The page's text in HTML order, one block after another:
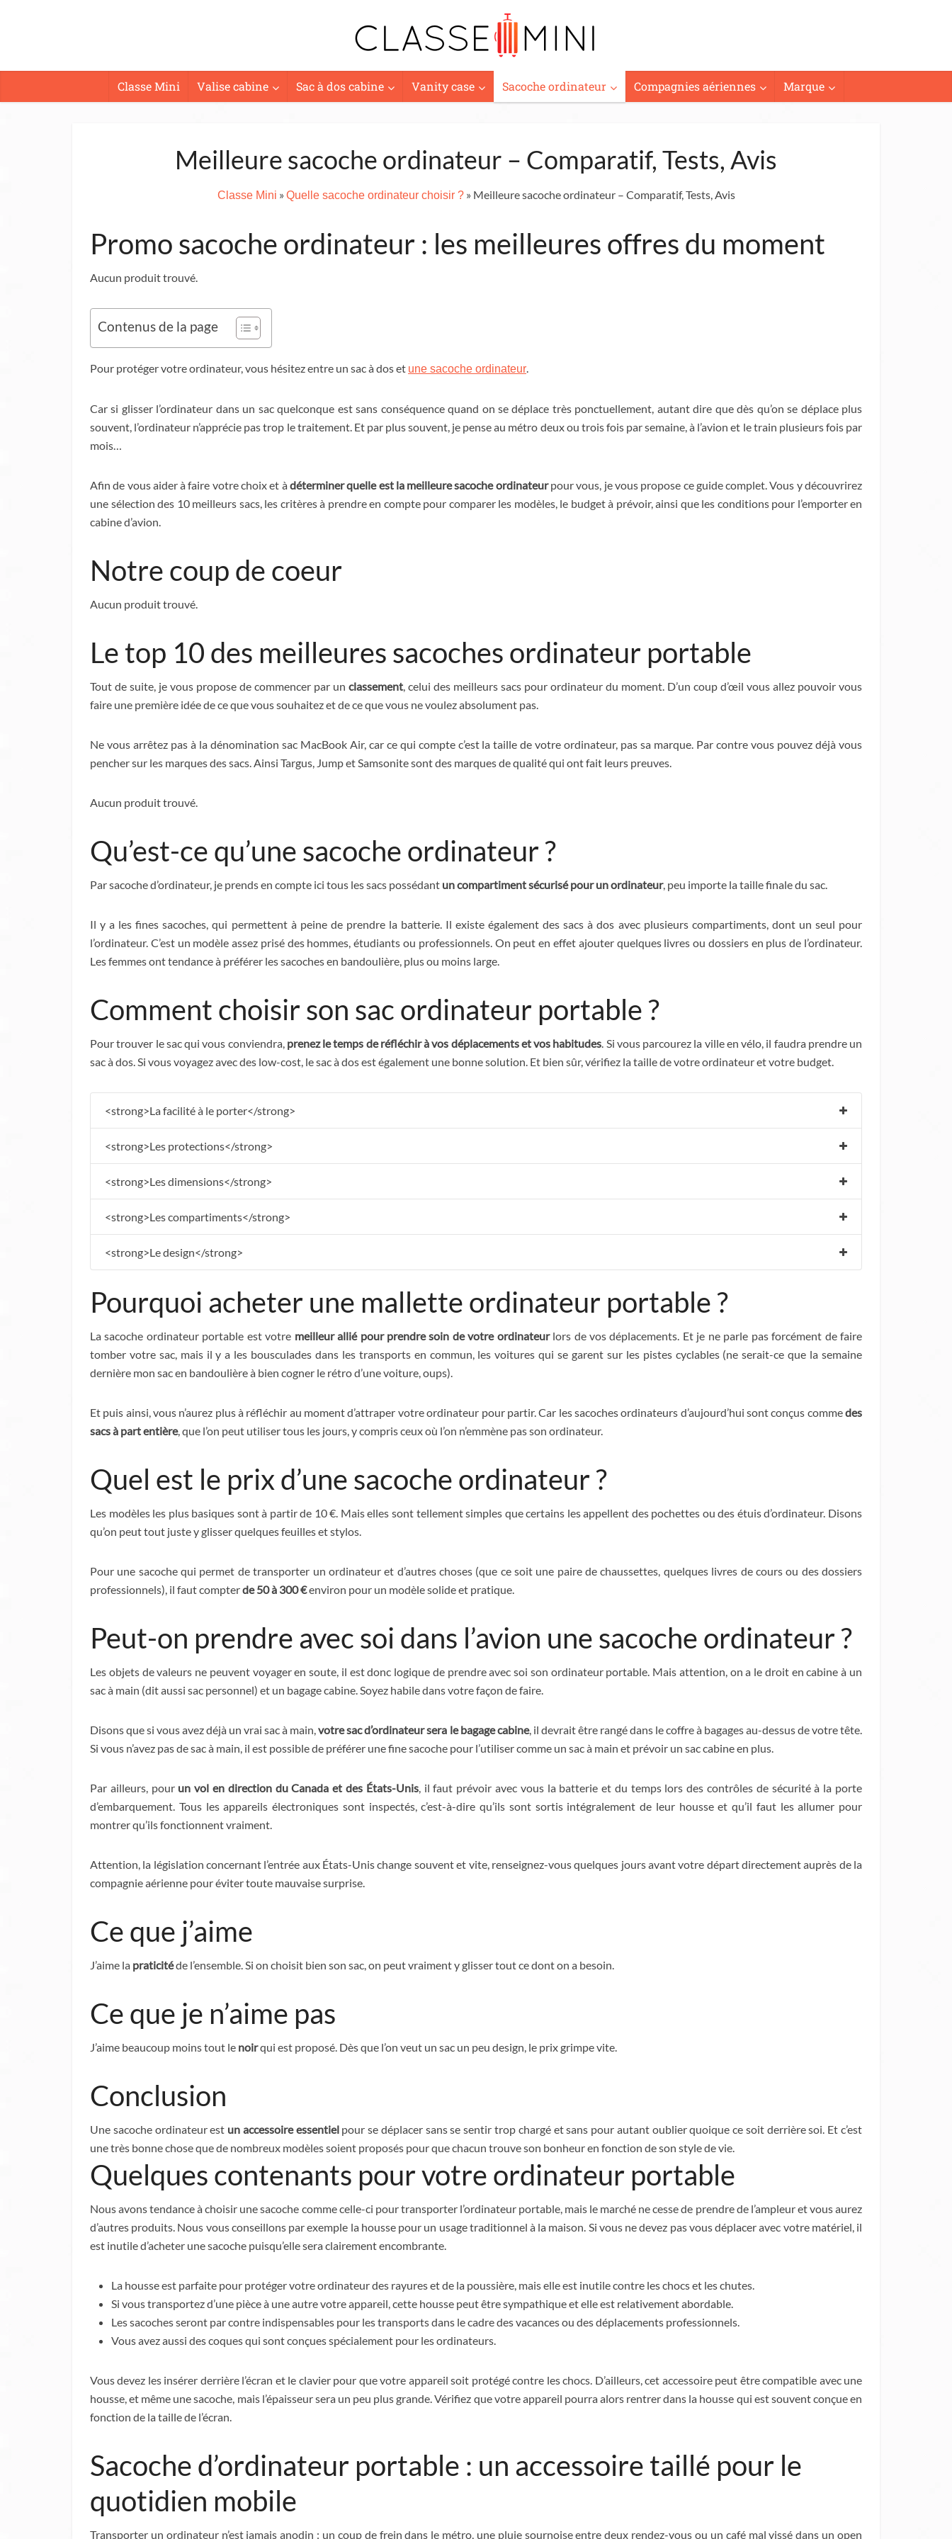
Classe Mini Valise cabine Sac à dos cabine Vanity case Sacoche ordinateur Compagnies aériennes Marque
Meilleure sacoche ordinateur – Comparatif, Tests, Avis
Classe Mini » Quelle sacoche ordinateur choisir ?» Meilleure sacoche ordinateur – Comparatif, Tests, Avis
Promo sacoche ordinateur : les meilleures offres du moment
Aucun produit trouvé.
Contenus de la page
Pour protéger votre ordinateur, vous hésitez entre un sac à dos et une sacoche ordinateur.
Car si glisser l’ordinateur dans un sac quelconque est sans conséquence quand on se déplace très ponctuellement, autant dire que dès qu’on se déplace plus
souvent, l’ordinateur n’apprécie pas trop le traitement. Et par plus souvent, je pense au métro deux ou trois fois par semaine, à l’avion et le train plusieurs fois par
mois…
Afin de vous aider à faire votre choix et àdéterminer quelle est la meilleure sacoche ordinateurpour vous, je vous propose ce guide complet. Vous y découvrirez
une sélection des 10 meilleurs sacs, les critères à prendre en compte pour comparer les modèles, le budget à prévoir, ainsi que les conditions pour l’emporter en
cabine d’avion.
Notre coup de coeur
Aucun produit trouvé.
Le top 10 des meilleures sacoches ordinateur portable
Tout de suite, je vous propose de commencer par un classement, celui des meilleurs sacs pour ordinateur du moment. D’un coup d’œil vous allez pouvoir vous
faire une première idée de ce que vous souhaitez et de ce que vous ne voulez absolument pas.
Ne vous arrêtez pas à la dénomination sac MacBook Air, car ce qui compte c’est la taille de votre ordinateur, pas sa marque. Par contre vous pouvez déjà vous
pencher sur les marques des sacs. Ainsi Targus, Jump et Samsonite sont des marques de qualité qui ont fait leurs preuves.
Aucun produit trouvé.
Qu’est-ce qu’une sacoche ordinateur ?
Par sacoche d’ordinateur, je prends en compte ici tous les sacs possédant un compartiment sécurisé pour un ordinateur, peu importe la taille finale du sac.
Il y a les fines sacoches, qui permettent à peine de prendre la batterie. Il existe également des sacs à dos avec plusieurs compartiments, dont un seul pour
l’ordinateur. C’est un modèle assez prisé des hommes, étudiants ou professionnels. On peut en effet ajouter quelques livres ou dossiers en plus de l’ordinateur.
Les femmes ont tendance à préférer les sacoches en bandoulière, plus ou moins large.
Comment choisir son sac ordinateur portable ?
Pour trouver le sac qui vous conviendra, prenez le temps de réfléchir à vos déplacements et vos habitudes. Si vous parcourez la ville en vélo, il faudra prendre un
sac à dos. Si vous voyagez avec des low-cost, le sac à dos est également une bonne solution. Et bien sûr, vérifiez la taille de votre ordinateur et votre budget.
<strong>La facilité à le porter</strong>
<strong>Les protections</strong>
<strong>Les dimensions</strong>
<strong>Les compartiments</strong>
<strong>Le design</strong>
Pourquoi acheter une mallette ordinateur portable ?
La sacoche ordinateur portable est votre meilleur allié pour prendre soin de votre ordinateurlors de vos déplacements. Et je ne parle pas forcément de faire
tomber votre sac, mais il y a les bousculades dans les transports en commun, les voitures qui se garent sur les pistes cyclables (ne serait-ce que la semaine
dernière mon sac en bandoulière à bien cogner le rétro d’une voiture, oups).
Et puis ainsi, vous n’aurez plus à réfléchir au moment d’attraper votre ordinateur pour partir. Car les sacoches ordinateurs d’aujourd’hui sont conçus commedes
sacs à part entière, que l’on peut utiliser tous les jours, y compris ceux où l’on n’emmène pas son ordinateur.
Quel est le prix d’une sacoche ordinateur ?
Les modèles les plus basiques sont à partir de 10 €. Mais elles sont tellement simples que certains les appellent des pochettes ou des étuis d’ordinateur. Disons
qu’on peut tout juste y glisser quelques feuilles et stylos.
Pour une sacoche qui permet de transporter un ordinateur et d’autres choses (que ce soit une paire de chaussettes, quelques livres de cours ou des dossiers
professionnels), il faut compterde 50 à 300 €environ pour un modèle solide et pratique.
Peut-on prendre avec soi dans l’avion une sacoche ordinateur ?
Les objets de valeurs ne peuvent voyager en soute, il est donc logique de prendre avec soi son ordinateur portable. Mais attention, on a le droit en cabine à un
sac à main (dit aussi sac personnel) et un bagage cabine. Soyez habile dans votre façon de faire.
Disons que si vous avez déjà un vrai sac à main,votre sac d’ordinateur sera le bagage cabine, il devrait être rangé dans le coffre à bagages au-dessus de votre tête.
Si vous n’avez pas de sac à main, il est possible de préférer une fine sacoche pour l’utiliser comme un sac à main et prévoir un sac cabine en plus.
Par ailleurs, pour un vol en direction du Canada et des États-Unis, il faut prévoir avec vous la batterie et du temps lors des contrôles de sécurité à la porte
d’embarquement. Tous les appareils électroniques sont inspectés, c’est-à-dire qu’ils sont sortis intégralement de leur housse et qu’il faut les allumer pour
montrer qu’ils fonctionnent vraiment.
Attention, la législation concernant l’entrée aux États-Unis change souvent et vite, renseignez-vous quelques jours avant votre départ directement auprès de la
compagnie aérienne pour éviter toute mauvaise surprise.
Ce que j’aime
J’aime la praticitéde l’ensemble. Si on choisit bien son sac, on peut vraiment y glisser tout ce dont on a besoin.
Ce que je n’aime pas
J’aime beaucoup moins tout le noirqui est proposé. Dès que l’on veut un sac un peu design, le prix grimpe vite.
Conclusion
Une sacoche ordinateur est un accessoire essentielpour se déplacer sans se sentir trop chargé et sans pour autant oublier quoique ce soit derrière soi. Et c’est
une très bonne chose que de nombreux modèles soient proposés pour que chacun trouve son bonheur en fonction de son style de vie.
Quelques contenants pour votre ordinateur portable
Nous avons tendance à choisir une sacoche comme celle-ci pour transporter l’ordinateur portable, mais le marché ne cesse de prendre de l’ampleur et vous aurez
d’autres produits. Nous vous conseillons par exemple la housse pour un usage traditionnel à la maison. Si vous ne devez pas vous déplacer avec votre matériel, il
est inutile d’acheter une sacoche puisqu’elle sera clairement encombrante.
La housse est parfaite pour protéger votre ordinateur des rayures et de la poussière, mais elle est inutile contre les chocs et les chutes.
Si vous transportez d’une pièce à une autre votre appareil, cette housse peut être sympathique et elle est relativement abordable.
Les sacoches seront par contre indispensables pour les transports dans le cadre des vacances ou des déplacements professionnels.
Vous avez aussi des coques qui sont conçues spécialement pour les ordinateurs.
Vous devez les insérer derrière l’écran et le clavier pour que votre appareil soit protégé contre les chocs. D’ailleurs, cet accessoire peut être compatible avec une
housse, et même une sacoche, mais l’épaisseur sera un peu plus grande. Vérifiez que votre appareil pourra alors rentrer dans la housse qui est souvent conçue en
fonction de la taille de l’écran.
Sacoche d’ordinateur portable : un accessoire taillé pour le
quotidien mobile
Transporter un ordinateur n’est jamais anodin : un coup de frein dans le métro, une pluie sournoise entre deux rendez-vous ou un café mal vissé dans un open